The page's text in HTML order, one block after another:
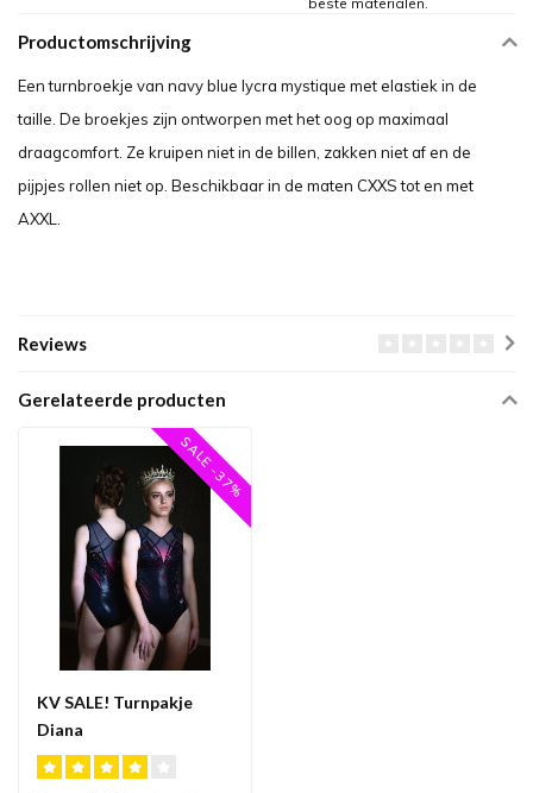
Productomschrijving
Een turnbroekje van navy blue lycra mystique met elastiek in de
taille. De broekjes zijn ontworpen met het oog op maximaal
draagcomfort. Ze kruipen niet in de billen, zakken niet af en de
pijpjes rollen niet op. Beschikbaar in de maten CXXS tot en met
AXXL.
Reviews
Gerelateerde producten
SALE -37%
KV SALE! Turnpakje
Diana